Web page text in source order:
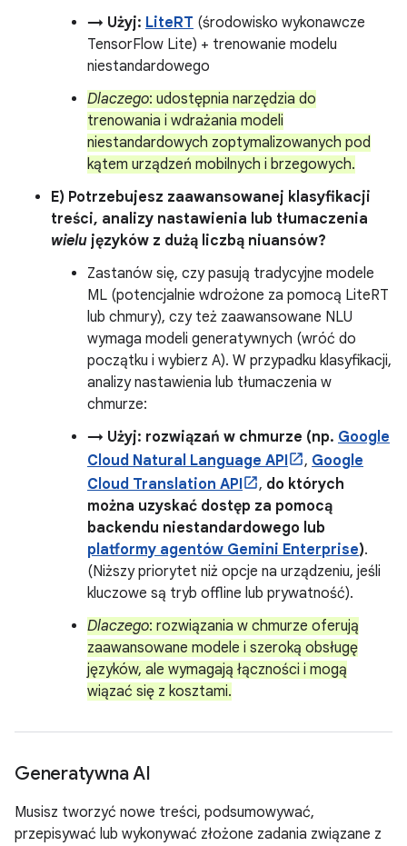
→ Użyj: LiteRT (środowisko wykonawcze
TensorFlow Lite) + trenowanie modelu
niestandardowego
Dlaczego: udostępnia narzędzia do
trenowania i wdrażania modeli
niestandardowych zoptymalizowanych pod
kątem urządzeń mobilnych i brzegowych.
E) Potrzebujesz zaawansowanej klasyfikacji
treści, analizy nastawienia lub tłumaczenia
wielu języków z dużą liczbą niuansów?
Zastanów się, czy pasują tradycyjne modele
ML (potencjalnie wdrożone za pomocą LiteRT
lub chmury), czy też zaawansowane NLU
wymaga modeli generatywnych (wróć do
początku i wybierz A). W przypadku klasyfikacji,
analizy nastawienia lub tłumaczenia w
chmurze:
→ Użyj: rozwiązań w chmurze (np. Google
Cloud Natural Language API
, Google
Cloud Translation API
, do których
można uzyskać dostęp za pomocą
backendu niestandardowego lub
platformy agentów Gemini Enterprise).
(Niższy priorytet niż opcje na urządzeniu, jeśli
kluczowe są tryb offline lub prywatność).
Dlaczego: rozwiązania w chmurze oferują
zaawansowane modele i szeroką obsługę
języków, ale wymagają łączności i mogą
wiązać się z kosztami.
Generatywna AI
Musisz tworzyć nowe treści, podsumowywać,
przepisywać lub wykonywać złożone zadania związane z